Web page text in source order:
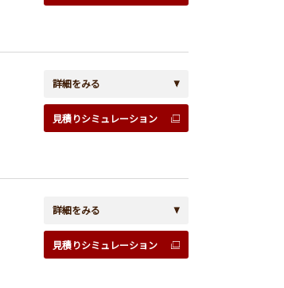
詳細をみる
見積りシミュレーション
詳細をみる
見積りシミュレーション